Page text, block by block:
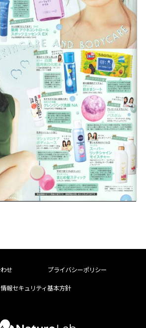
せ プライバシーポリシー
情報セキュリティ基本方針